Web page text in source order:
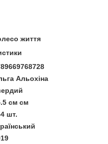
життя
Альохіна
см см
шт.